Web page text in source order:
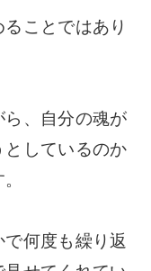
ことではあり
、自分の魂が
としているのか
何度も繰り返